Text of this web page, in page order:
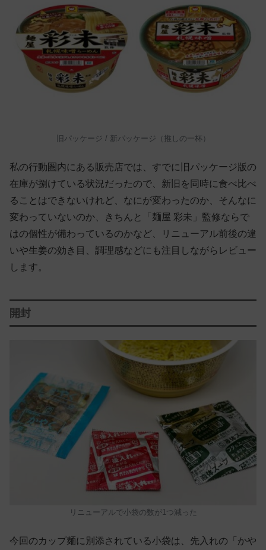
旧パッケージ / 新パッケージ（推しの一杯）
私の行動圏内にある販売店では、すでに旧パッケージ版の
在庫が捌けている状況だったので、新旧を同時に食べ比べ
ることはできないけれど、なにが変わったのか、そんなに
変わっていないのか、きちんと「麺屋 彩未」監修ならで
はの個性が備わっているのかなど、リニューアル前後の違
いや生姜の効き目、調理感などにも注目しながらレビュー
します。
開封
リニューアルで小袋の数が1つ減った
今回のカップ麺に別添されている小袋は、先入れの「かや